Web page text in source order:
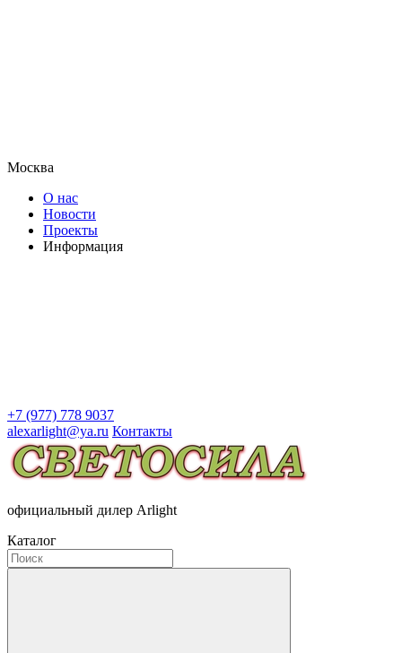
Москва
О нас
Новости
Проекты
Информация
+7 (977) 778 9037
alexarlight@ya.ru Контакты
официальный дилер Arlight
Каталог